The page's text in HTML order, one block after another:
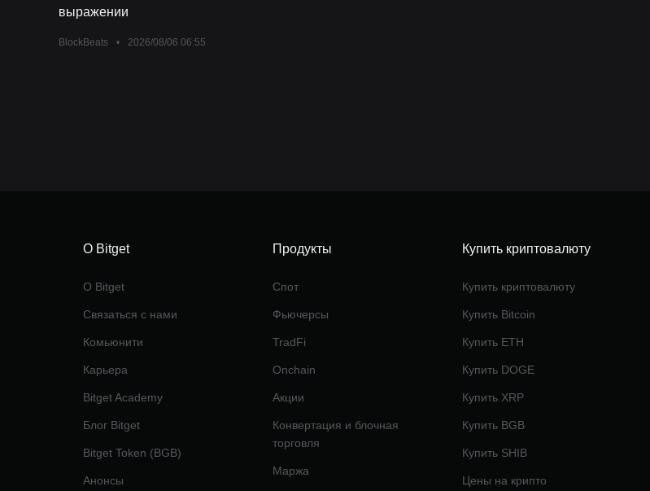
выражении
BlockBeats • 2026/08/06 06:55
О Bitget
О Bitget
Связаться с нами
Комьюнити
Карьера
Bitget Academy
Блог Bitget
Bitget Token (BGB)
Анонсы
Продукты
Спот
Фьючерсы
TradFi
Onchain
Акции
Конвертация и блочная
торговля
Маржа
Купить криптовалюту
Купить криптовалюту
Купить Bitcoin
Купить ETH
Купить DOGE
Купить XRP
Купить BGB
Купить SHIB
Цены на крипто